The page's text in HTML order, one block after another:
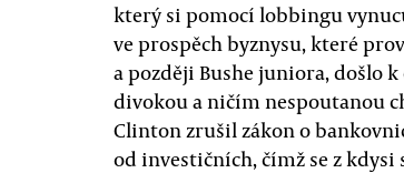
který si pomocí lobbingu
ve prospěch byznysu, které
a později Bushe juniora, došlo
divokou a ničím nespoutanou
Clinton zrušil zákon o
od investičních, čímž se z